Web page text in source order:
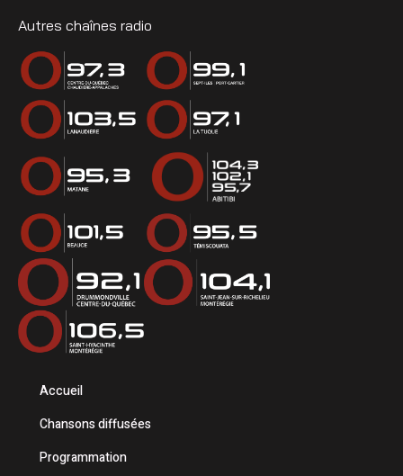
Autres chaînes radio
Accueil
Chansons diffusées
Programmation